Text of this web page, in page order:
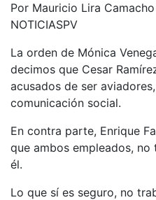
Por Mauricio Lira Camacho
NOTICIASPV
La orden de Mónica
decimos que Cesar
acusados de ser
comunicación social.
En contra parte, Enrique
que ambos empleados,
él.
Lo que sí es seguro, no